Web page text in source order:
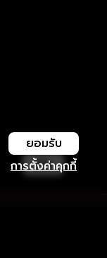
การตั้งค่าคุกกี้
ยอมรับ
เปิด